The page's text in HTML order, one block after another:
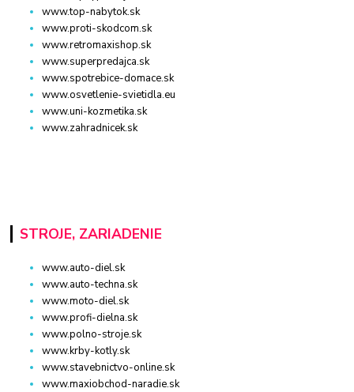
www.top-nabytok.sk
www.proti-skodcom.sk
www.retromaxishop.sk
www.superpredajca.sk
www.spotrebice-domace.sk
www.osvetlenie-svietidla.eu
www.uni-kozmetika.sk
www.zahradnicek.sk
STROJE, ZARIADENIE
www.auto-diel.sk
www.auto-techna.sk
www.moto-diel.sk
www.profi-dielna.sk
www.polno-stroje.sk
www.krby-kotly.sk
www.stavebnictvo-online.sk
www.maxiobchod-naradie.sk